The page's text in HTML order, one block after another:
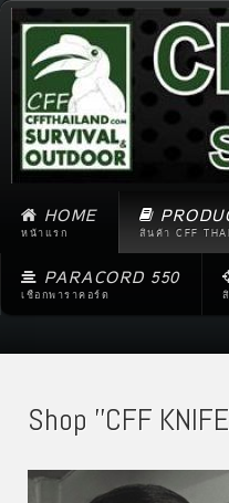
HOME
หน้าแรก สินค้า CFF
PARACORD 550
เชือกพาราคอร์ด
Shop ''CFF